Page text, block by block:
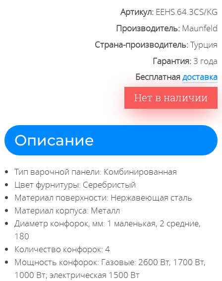
Артикул: EEHS.64.3CS/KG
Производитель: Maunfeld
Страна-производитель:Турция
Гарантия:3 года
Бесплатнаядоставка
Нет в наличии
Описание
Тип варочной панели: Комбинированная
Цвет фурнитуры: Серебристый
Материал поверхности: Нержавеющая сталь
Материал корпуса: Металл
Диаметр конфорок, мм: 1 маленькая, 2 средние,
180
Количество конфорок: 4
Мощность конфорок: Газовые: 2600 Вт, 1700 Вт,
1000 Вт; электрическая 1500 Вт